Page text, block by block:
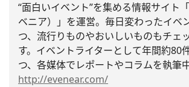
“面白いイベント”を集める情報サイト
ベニア）」を運営。 毎日変わったイベ
つ、 流行りものやおいしいものもチェ
す。 イベントライターとして年間約80
つ、 各媒体でレポートやコラムを執筆中
http://evenear.com/